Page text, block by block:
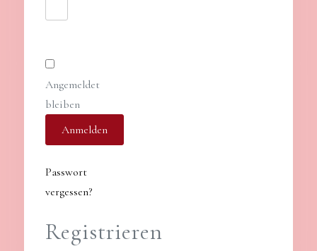
Angemeldet
bleiben
Anmelden
Passwort
vergessen?
Registrieren